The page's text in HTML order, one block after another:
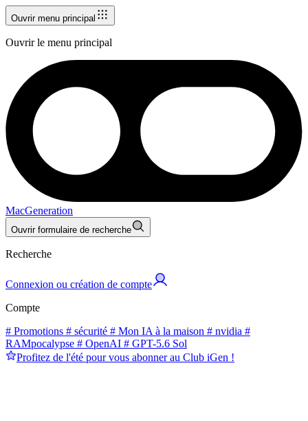
Ouvrir menu principal
Ouvrir le menu principal
MacGeneration
Ouvrir formulaire de recherche
Recherche
Connexion ou création de compte
Compte
# Promotions # sécurité # Mon IA à la maison # nvidia #
RAMpocalypse # OpenAI # GPT-5.6 Sol
Profitez de l'été pour vous abonner au Club iGen !